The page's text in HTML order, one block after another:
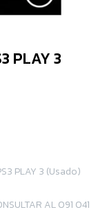
PLAY 3
PLAY 3 (Usado)
AL 091 041